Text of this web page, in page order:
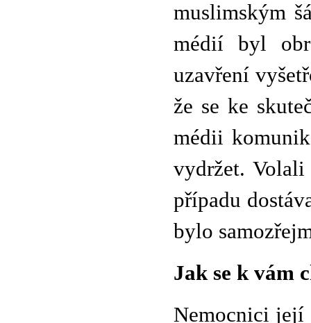
muslimským
médií byl
uzavření
že se ke
médii
vydržet.
případu
bylo
Jak se k vám
Nemocnici její